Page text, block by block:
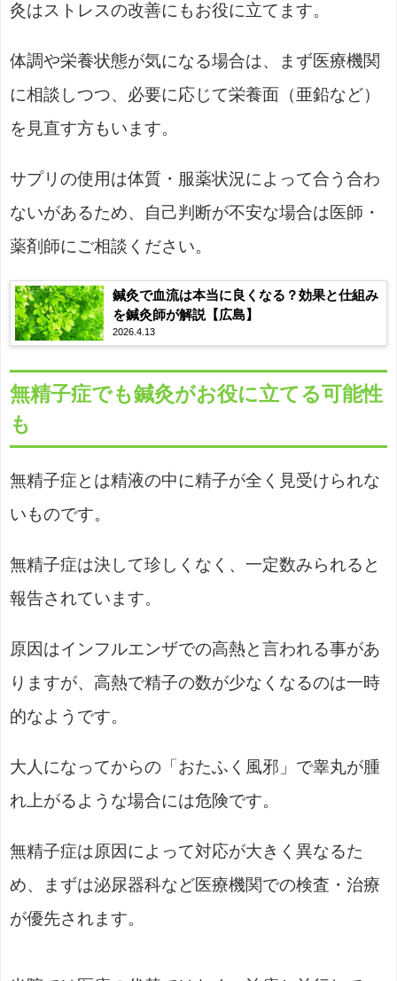
灸はストレスの改善にもお役に立てます。
体調や栄養状態が気になる場合は、まず医療機関
に相談しつつ、必要に応じて栄養面（亜鉛など）
を見直す方もいます。
サプリの使用は体質・服薬状況によって合う合わ
ないがあるため、自己判断が不安な場合は医師・
薬剤師にご相談ください。
鍼灸で血流は本当に良くなる？効果と仕組み
を鍼灸師が解説【広島】
2026.4.13
無精子症でも鍼灸がお役に立てる可能性
も
無精子症とは精液の中に精子が全く見受けられな
いものです。
無精子症は決して珍しくなく、一定数みられると
報告されています。
原因はインフルエンザでの高熱と言われる事があ
りますが、高熱で精子の数が少なくなるのは一時
的なようです。
大人になってからの「おたふく風邪」で睾丸が腫
れ上がるような場合には危険です。
無精子症は原因によって対応が大きく異なるた
め、まずは泌尿器科など医療機関での検査・治療
が優先されます。